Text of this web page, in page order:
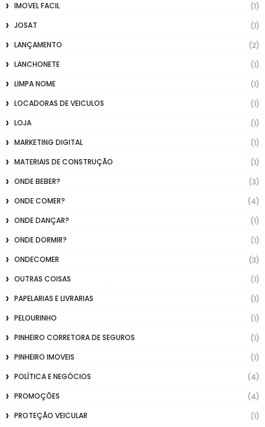
IMOVEL FACIL
(1)
JOSAT
(1)
LANÇAMENTO
(2)
LANCHONETE
(1)
LIMPA NOME
(1)
LOCADORAS DE VEICULOS
(1)
LOJA
(1)
MARKETING DIGITAL
(1)
MATERIAIS DE CONSTRUÇÃO
(1)
ONDE BEBER?
(3)
ONDE COMER?
(4)
ONDE DANÇAR?
(1)
ONDE DORMIR?
(1)
ONDECOMER
(3)
OUTRAS COISAS
(1)
PAPELARIAS E LIVRARIAS
(1)
PELOURINHO
(1)
PINHEIRO CORRETORA DE SEGUROS
(1)
PINHEIRO IMOVEIS
(1)
POLÍTICA E NEGÓCIOS
(4)
PROMOÇÕES
(4)
PROTEÇÃO VEICULAR
(1)